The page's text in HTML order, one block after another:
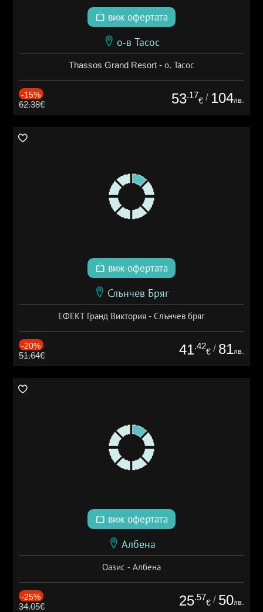
виж офертата
о-в Тасос
Thassos Grand Resort - о. Тасос
-15%
62.38€ 53.17
€ / 104лв.
виж офертата
Слънчев Бряг
ЕФЕКТ Гранд Виктория - Слънчев бряг
-20%
51.64€ 41.42
€ / 81лв.
виж офертата
Албена
Оазис - Албена
-25%
34.05€ 25.57
€ / 50лв.